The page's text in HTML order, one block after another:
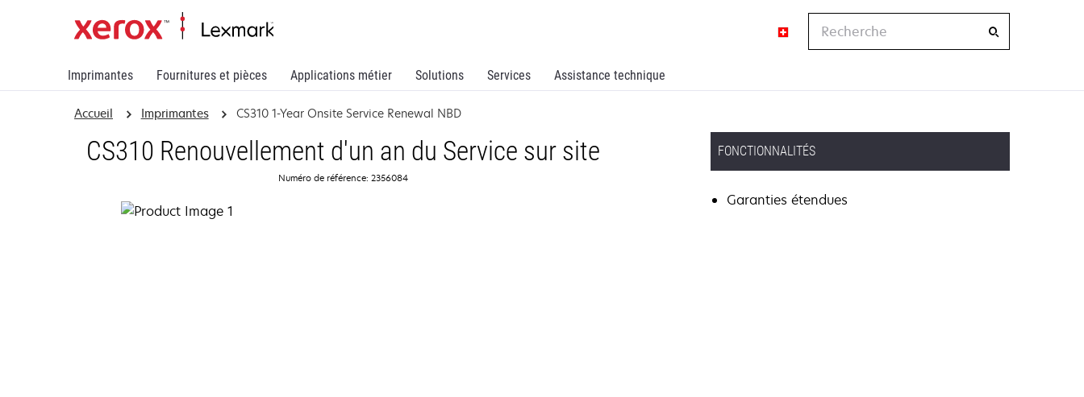
Imprimantes Fournitures et pièces Applications métier Solutions Services Assistance technique
Recherche
Accueil Imprimantes CS310 1-Year Onsite Service Renewal NBD
CS310 Renouvellement d'un an du Service sur site
Numéro de référence: 2356084
FONCTIONNALITÉS
Garanties étendues